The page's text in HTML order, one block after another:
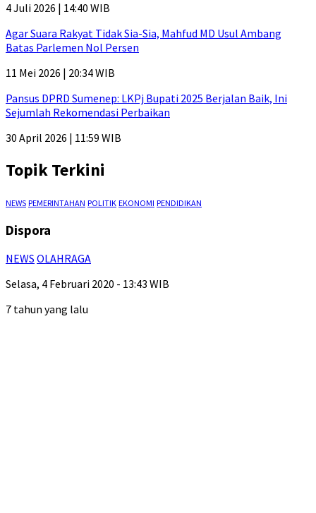
4 Juli 2026 | 14:40 WIB
Agar Suara Rakyat Tidak Sia-Sia, Mahfud MD Usul Ambang
Batas Parlemen Nol Persen
11 Mei 2026 | 20:34 WIB
Pansus DPRD Sumenep: LKPj Bupati 2025 Berjalan Baik, Ini
Sejumlah Rekomendasi Perbaikan
30 April 2026 | 11:59 WIB
Topik Terkini
NEWS PEMERINTAHAN POLITIK EKONOMI PENDIDIKAN
Dispora
NEWS OLAHRAGA
Selasa, 4 Februari 2020 - 13:43 WIB
7 tahun yang lalu